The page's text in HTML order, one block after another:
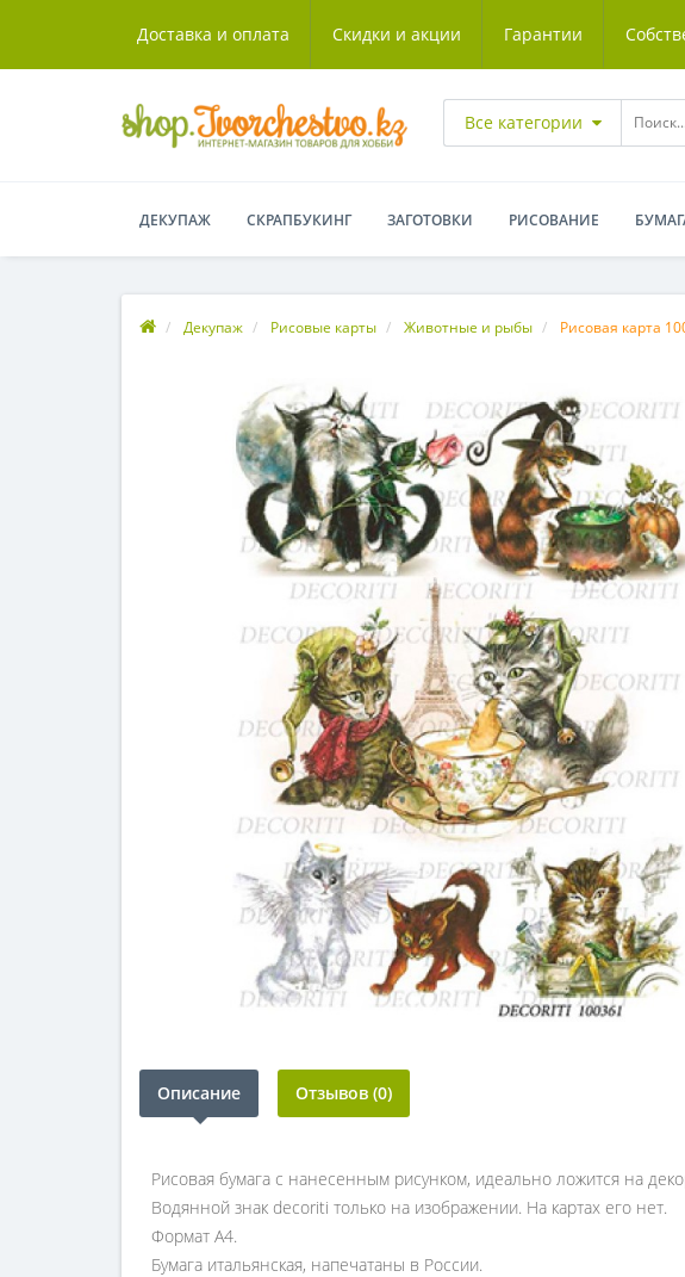
Доставка и оплата Скидки и акции Гарантии
Все категории
ДЕКУПАЖ СКРАПБУКИНГ ЗАГОТОВКИ РИСОВАНИЕ
Декупаж Рисовые карты Животные и рыбы Рисовая карта
Описание Отзывов (0)
Рисовая бумага с нанесенным рисунком, идеально ложится на
Водянной знак decoriti только на изображении. На картах его нет.
Формат А4.
Бумага итальянская, напечатаны в России.